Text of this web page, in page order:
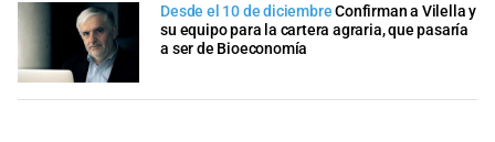
Desde el 10 de diciembreConfirman a Vilella y
su equipo para la cartera agraria, que pasaría
a ser de Bioeconomía